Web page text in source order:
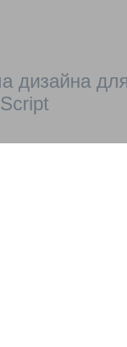
дизайна
Script